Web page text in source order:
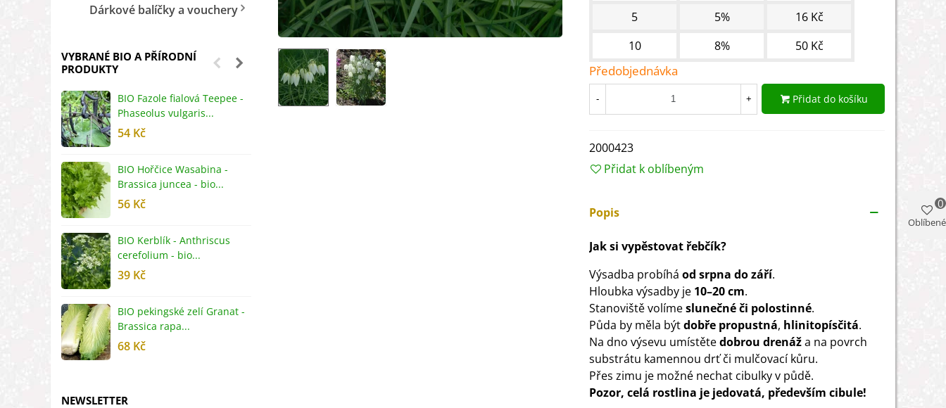
Dárkové balíčky a vouchery
VYBRANÉ BIO A PŘÍRODNÍ
PRODUKTY
BIO Fazole fialová Teepee -
Phaseolus vulgaris...
54 Kč
BIO Hořčice Wasabina -
Brassica juncea - bio...
56 Kč
BIO Kerblík - Anthriscus
cerefolium - bio...
39 Kč
BIO pekingské zelí Granat -
Brassica rapa...
68 Kč
BIO Ředkev bílá Laurin -
NEWSLETTER
5
5%
16 Kč
10
8% 50 Kč
Předobjednávka
- + Přidat do košíku
2000423
Přidat k oblíbeným
Popis
Jak si vypěstovat řebčík?
Výsadba probíhá od srpna do září.
Hloubka výsadby je 10–20 cm.
Stanoviště volímeslunečné či polostinné.
Půda by měla býtdobře propustná, hlinitopísčitá.
Na dno výsevu umístětedobrou drenáža na povrch
substrátu kamennou drť či mulčovací kůru.
Přes zimu je možné nechat cibulky v půdě.
Pozor, celá rostlina je jedovatá, především cibule!
Oblíbené
0